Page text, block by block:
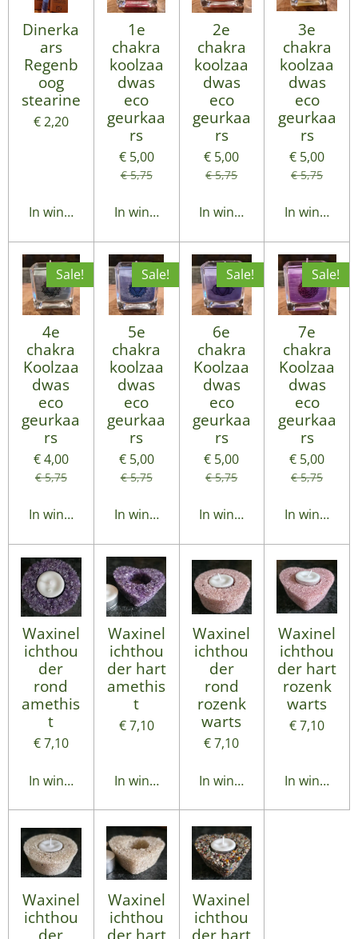
Dinerka
ars
Regenb
oog
stearine
€ 2,20
In winkelwagen
1e
chakra
koolzaa
dwas
eco
geurkaa
rs
€ 5,00
€ 5,75
In winkelwagen
2e
chakra
koolzaa
dwas
eco
geurkaa
rs
€ 5,00
€ 5,75
In winkelwagen
3e
chakra
koolzaa
dwas
eco
geurkaa
rs
€ 5,00
€ 5,75
In
Sale!
4e
chakra
Koolzaa
dwas
eco
geurkaa
rs
€ 4,00
€ 5,75
In winkelwagen
Sale!
5e
chakra
koolzaa
dwas
eco
geurkaa
rs
€ 5,00
€ 5,75
In winkelwagen
Sale!
6e
chakra
Koolzaa
dwas
eco
geurkaa
rs
€ 5,00
€ 5,75
In winkelwagen
Sale!
7e
chakra
Koolzaa
dwas
eco
geurkaa
rs
€ 5,00
€ 5,75
In
Waxinel
ichthou
der
rond
amethis
t
€ 7,10
In winkelwagen
Waxinel
ichthou
der hart
amethis
t
€ 7,10
In winkelwagen
Waxinel
ichthou
der
rond
rozenk
warts
€ 7,10
In winkelwagen
Waxinel
ichthou
der hart
rozenk
warts
€ 7,10
In
Waxinel
ichthou
Waxinel
ichthou
Waxinel
ichthou